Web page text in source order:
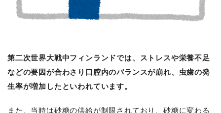
第二次世界大戦中フィンランドでは、ストレスや栄養不足
などの要因が合わさり口腔内のバランスが崩れ、虫歯の発
生率が増加したといわれています。
また、当時は砂糖の供給が制限されており、砂糖に変わる